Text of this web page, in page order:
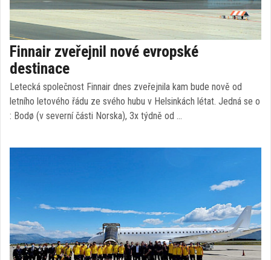
Finnair zveřejnil nové evropské
destinace
Letecká společnost Finnair dnes zveřejnila kam bude nově od
letního letového řádu ze svého hubu v Helsinkách létat. Jedná se o
: Bodø (v severní části Norska), 3x týdně od …